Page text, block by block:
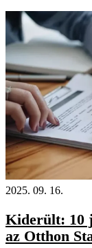
2025. 09. 16.
Kiderült: 10
az Otthon